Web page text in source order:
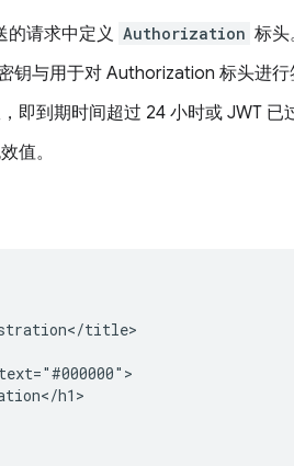
的请求中定义 Authorization 标头
钥与用于对 Authorization 标头进行
即到期时间超过 24 小时或 JWT 已
值。
title>
h1>